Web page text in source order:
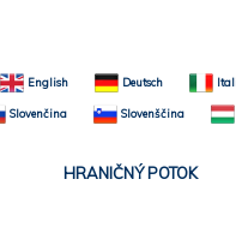
English Deutsch
Slovenčina Slovenščina
HRANIČNÝ POTOK